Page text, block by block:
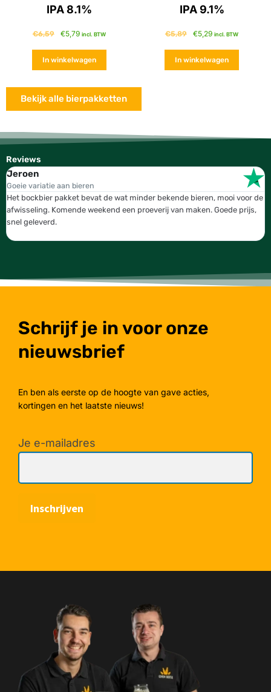
IPA 8.1%
€6,59 €5,79 incl. BTW
In winkelwagen
IPA 9.1%
€5,89 €5,29 incl. BTW
In winkelwagen
Bekijk alle bierpakketten
Reviews
Jeroen
Goeie variatie aan bieren
Het bockbier pakket bevat de wat minder bekende bieren, mooi voor de
afwisseling. Komende weekend een proeverij van maken. Goede prijs,
snel geleverd.
Schrijf je in voor onze
nieuwsbrief
En ben als eerste op de hoogte van gave acties,
kortingen en het laatste nieuws!
Je e-mailadres